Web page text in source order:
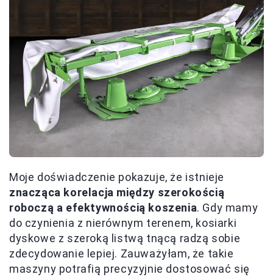
Moje doświadczenie pokazuje, że istnieje
znacząca korelacja między szerokością
roboczą a efektywnością koszenia. Gdy mamy
do czynienia z nierównym terenem, kosiarki
dyskowe z szeroką listwą tnącą radzą sobie
zdecydowanie lepiej. Zauważyłam, że takie
maszyny potrafią precyzyjnie dostosować się